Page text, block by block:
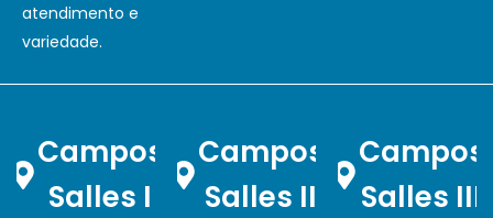
atendimento e
variedade.
Campos
Salles I
Campos
Salles II
Campos
Salles III